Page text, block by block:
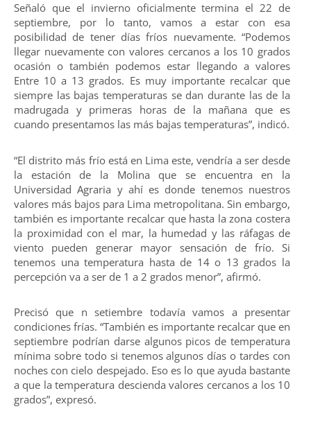
Señaló que el invierno oficialmente termina el 22 de
septiembre, por lo tanto, vamos a estar con esa
posibilidad de tener días fríos nuevamente. “Podemos
llegar nuevamente con valores cercanos a los 10 grados
ocasión o también podemos estar llegando a valores
Entre 10 a 13 grados. Es muy importante recalcar que
siempre las bajas temperaturas se dan durante las de la
madrugada y primeras horas de la mañana que es
cuando presentamos las más bajas temperaturas”, indicó.
“El distrito más frío está en Lima este, vendría a ser desde
la estación de la Molina que se encuentra en la
Universidad Agraria y ahí es donde tenemos nuestros
valores más bajos para Lima metropolitana. Sin embargo,
también es importante recalcar que hasta la zona costera
la proximidad con el mar, la humedad y las ráfagas de
viento pueden generar mayor sensación de frío. Si
tenemos una temperatura hasta de 14 o 13 grados la
percepción va a ser de 1 a 2 grados menor”, afirmó.
Precisó que n setiembre todavía vamos a presentar
condiciones frías. “También es importante recalcar que en
septiembre podrían darse algunos picos de temperatura
mínima sobre todo si tenemos algunos días o tardes con
noches con cielo despejado. Eso es lo que ayuda bastante
a que la temperatura descienda valores cercanos a los 10
grados”, expresó.